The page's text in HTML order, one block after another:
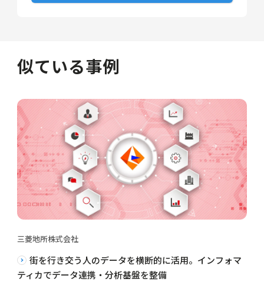
似ている事例
三菱地所株式会社
街を行き交う人のデータを横断的に活用。インフォマ
ティカでデータ連携・分析基盤を整備